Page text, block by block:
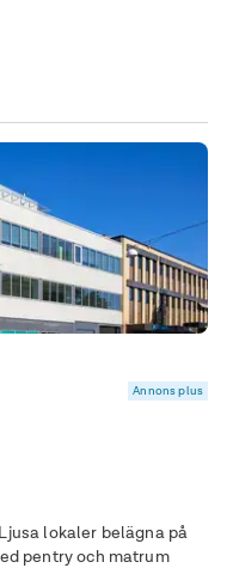
Annons plus
pentry och matrum